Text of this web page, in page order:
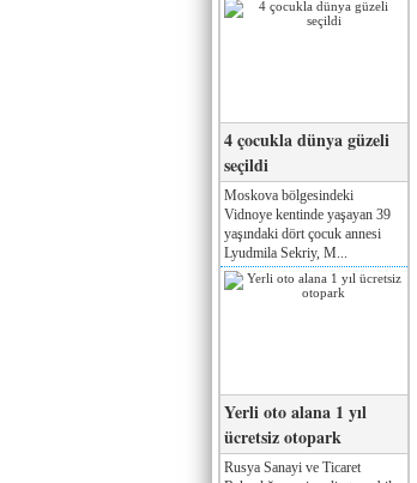
4 çocukla dünya güzeli
seçildi
Moskova bölgesindeki
Vidnoye kentinde yaşayan 39
yaşındaki dört çocuk annesi
Lyudmila Sekriy, M...
Yerli oto alana 1 yıl
ücretsiz otopark
Rusya Sanayi ve Ticaret